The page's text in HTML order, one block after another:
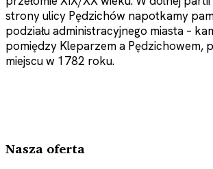
strony ulicy Pędzichów napotkamy
podziału administracyjnego miasta –
pomiędzy Kleparzem a Pędzichowem,
miejscu w 1782 roku.
Nasza oferta